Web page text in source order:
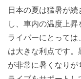
日本の夏は猛暑が
し、車内の温度上
ライバーにとって
は大きな利点です
が非常に暑くなり